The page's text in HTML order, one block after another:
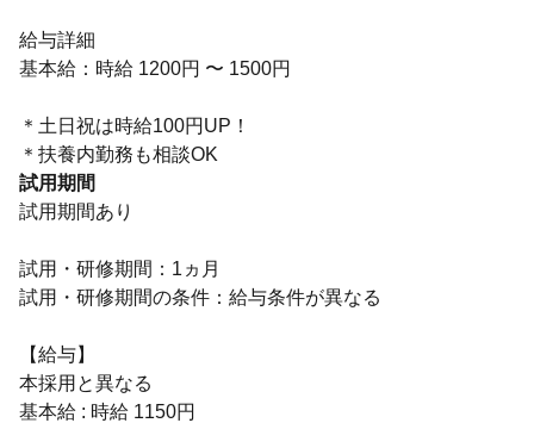
給与詳細
基本給：時給 1200円 〜 1500円
＊土日祝は時給100円UP！
＊扶養内勤務も相談OK
試用期間
試用期間あり
試用・研修期間：1ヵ月
試用・研修期間の条件：給与条件が異なる
【給与】
本採用と異なる
基本給 : 時給 1150円